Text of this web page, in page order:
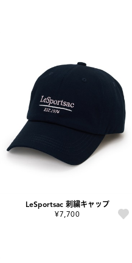
LeSportsac 刺繍キャップ
¥7,700